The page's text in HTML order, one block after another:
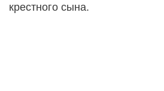
крестного сына.